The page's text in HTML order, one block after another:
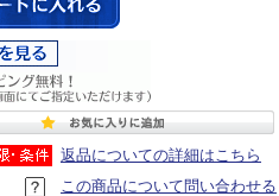
返品についての詳細はこちら
この商品について問い合わせる